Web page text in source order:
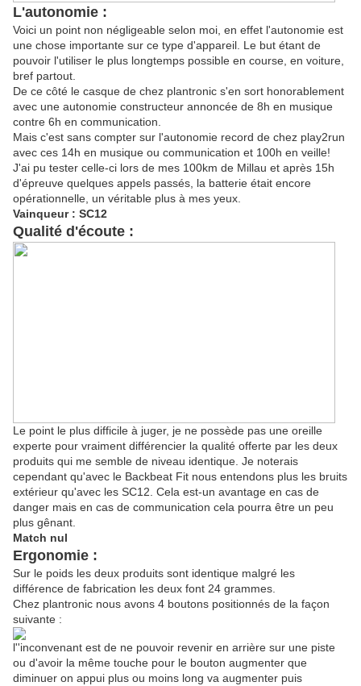
L'autonomie :
Voici un point non négligeable selon moi, en effet l'autonomie est
une chose importante sur ce type d'appareil. Le but étant de
pouvoir l'utiliser le plus longtemps possible en course, en voiture,
bref partout.
De ce côté le casque de chez plantronic s'en sort honorablement
avec une autonomie constructeur annoncée de 8h en musique
contre 6h en communication.
Mais c'est sans compter sur l'autonomie record de chez play2run
avec ces 14h en musique ou communication et 100h en veille!
J'ai pu tester celle-ci lors de mes 100km de Millau et après 15h
d'épreuve quelques appels passés, la batterie était encore
opérationnelle, un véritable plus à mes yeux.
Vainqueur : SC12
Qualité d'écoute :
Le point le plus difficile à juger, je ne possède pas une oreille
experte pour vraiment différencier la qualité offerte par les deux
produits qui me semble de niveau identique. Je noterais
cependant qu'avec le Backbeat Fit nous entendons plus les bruits
extérieur qu'avec les SC12. Cela est-un avantage en cas de
danger mais en cas de communication cela pourra être un peu
plus gênant.
Match nul
Ergonomie :
Sur le poids les deux produits sont identique malgré les
différence de fabrication les deux font 24 grammes.
Chez plantronic nous avons 4 boutons positionnés de la façon
suivante :
l''inconvenant est de ne pouvoir revenir en arrière sur une piste
ou d'avoir la même touche pour le bouton augmenter que
diminuer on appui plus ou moins long va augmenter puis